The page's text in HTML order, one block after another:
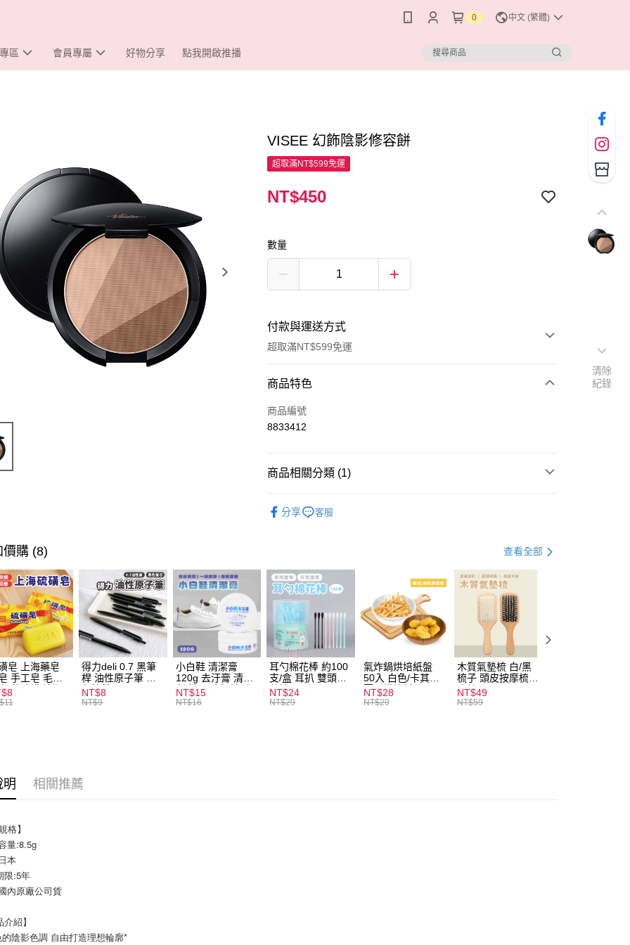
0 中文 (繁體)
區 會員專屬 好物分享 點我開啟推播
VISEE 幻飾陰影修容餅
超取滿NT$599免運
NT$450
數量
付款與運送方式
超取滿NT$599免運
付款方式
信用卡一次付款
街口支付
運送方式
全家取貨付款
每筆NT$60，滿NT$599(含以上)免運費
付款後全家取貨
每筆NT$60，滿NT$599(含以上)免運費
商品特色
商品編號
8833412
商品相關分類 (1)
分享
客服
價購 (8) 查看全部
皂 上海藥皂
手工皂 毛囊
菌除蟎 清潔
去油去痘 寵
得力deli 0.7 黑筆
桿 油性原子筆 黑
色筆芯 S304
NT$8
NT$9
小白鞋 清潔膏
120g 去汙膏 清潔
劑 鞋子 去汙漬 白
皮鞋 鞋油
NT$15
NT$16
耳勺棉花棒 約100
支/盒 耳扒 雙頭棉
花棒
NT$24
NT$29
氣炸鍋烘培紙盤
50入 白色/卡其色
圓形烘焙紙
NT$28
NT$29
木質氣墊梳 白/黑
梳子 頭皮按摩梳
木梳
NT$49
NT$59
明 相關推薦
格】
/容量:8.5g
日本
期限:5年
:國內原廠公司貨
介紹】
陰影色調 自由打造理想輪廓*
清除
紀錄